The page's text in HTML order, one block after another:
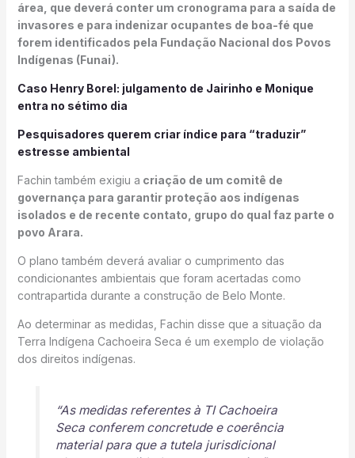
área, que deverá conter um cronograma para a saída de
invasores e para indenizar ocupantes de boa-fé que
forem identificados pela Fundação Nacional dos Povos
Indígenas (Funai).
Caso Henry Borel: julgamento de Jairinho e Monique
entra no sétimo dia
Pesquisadores querem criar índice para “traduzir”
estresse ambiental
Fachin também exigiu a criação de um comitê de
governança para garantir proteção aos indígenas
isolados e de recente contato, grupo do qual faz parte o
povo Arara.
O plano também deverá avaliar o cumprimento das
condicionantes ambientais que foram acertadas como
contrapartida durante a construção de Belo Monte.
Ao determinar as medidas, Fachin disse que a situação da
Terra Indígena Cachoeira Seca é um exemplo de violação
dos direitos indígenas.
“As medidas referentes à TI Cachoeira
Seca conferem concretude e coerência
material para que a tutela jurisdicional